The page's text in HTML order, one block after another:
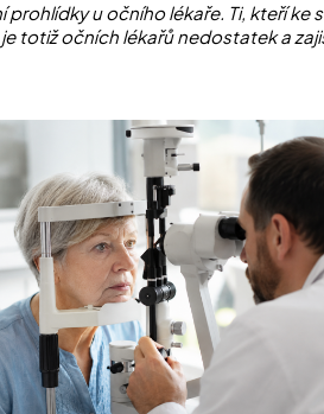
u očního lékaře. Ti, kteří ke
totiž očních lékařů nedostatek a